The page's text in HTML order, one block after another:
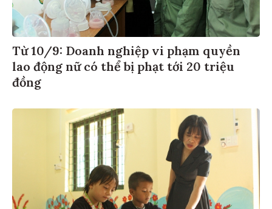
Từ 10/9: Doanh nghiệp vi phạm quyền
lao động nữ có thể bị phạt tới 20 triệu
đồng